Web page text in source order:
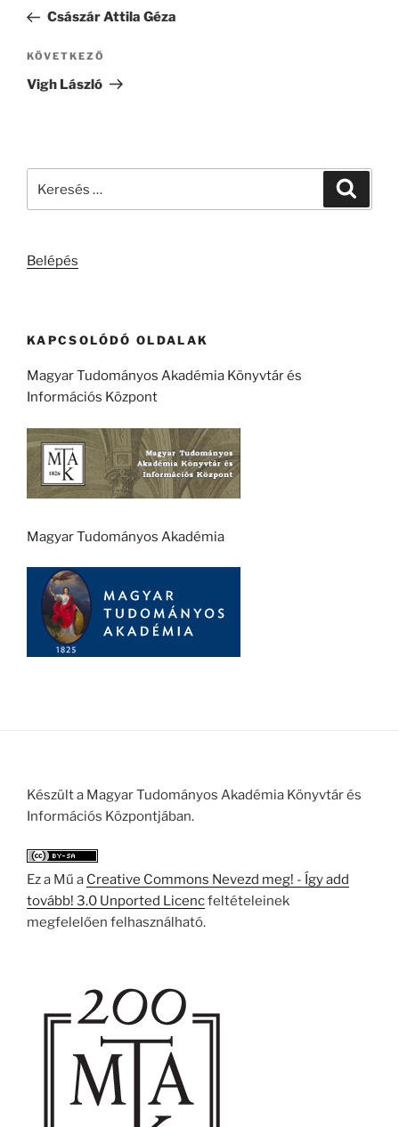
bejegyzés
Császár Attila Géza
Következő
bejegyzés
KÖVETKEZŐ
Vigh László
Belépés
KAPCSOLÓDÓ OLDALAK
Magyar Tudományos Akadémia Könyvtár és
Információs Központ
Magyar Tudományos Akadémia
Készült a Magyar Tudományos Akadémia Könyvtár és
Információs Központjában.
Ez a Mű a Creative Commons Nevezd meg! - Így add
tovább! 3.0 Unported Licencfeltételeinek
megfelelően felhasználható.